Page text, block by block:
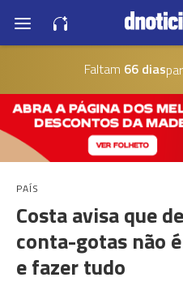
Faltam 66 dias
PAÍS
Costa avisa que
conta-gotas não
e fazer tudo